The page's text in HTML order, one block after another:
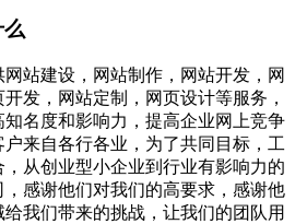
站建设，网站制作，网站开发，网
发，网站定制，网页设计等服务，
知名度和影响力，提高企业网上竞争
户来自各行各业，为了共同目标，工
从创业型小企业到行业有影响力的
，感谢他们对我们的高要求，感谢他
我们带来的挑战，让我们的团队用